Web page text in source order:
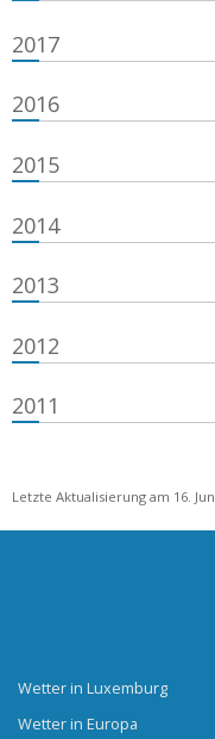
2017
2016
2015
2014
2013
2012
2011
Letzte Aktualisierung am 16.
Wetter in Luxemburg
Wetter in Europa